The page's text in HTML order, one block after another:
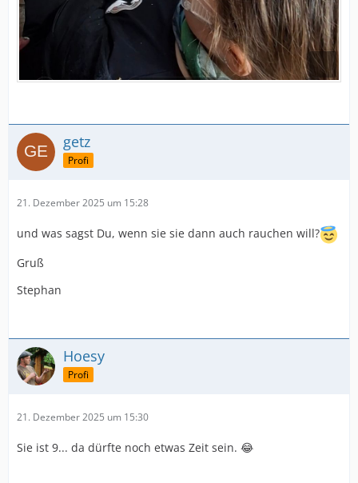
getz
Profi
21. Dezember 2025 um 15:28
und was sagst Du, wenn sie sie dann auch rauchen will?
Gruß
Stephan
Hoesy
Profi
21. Dezember 2025 um 15:30
Sie ist 9... da dürfte noch etwas Zeit sein. 😂